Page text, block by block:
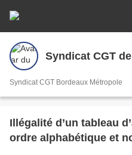
Syndicat CGT
Syndicat CGT Bordeaux Métropole
Illégalité d’un tableau
ordre alphabétique et